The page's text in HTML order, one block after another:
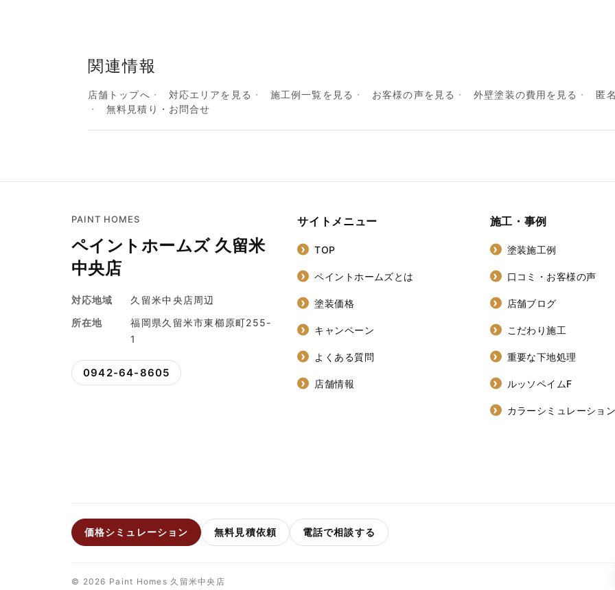
関連情報
店舗トップへ 対応エリアを見る 施工例一覧を見る お客様の声を見る 外壁塗装の費用を見る
匿
無料見積り・お問合せ
PAINT HOMES
ペイントホームズ 久留米
中央店
対応地域
久留米中央店周辺
所在地
福岡県久留米市東櫛原町255-
1
0942-64-8605
サイトメニュー
TOP
ペイントホームズとは
塗装価格
キャンペーン
よくある質問
店舗情報
施工・事例
塗装施工例
口コミ・お客様の声
店舗ブログ
こだわり施工
重要な下地処理
ルッソペイムF
カラーシミュレーショ
価格シミュレーション 無料見積依頼 電話で相談する
© 2026 Paint Homes 久留米中央店